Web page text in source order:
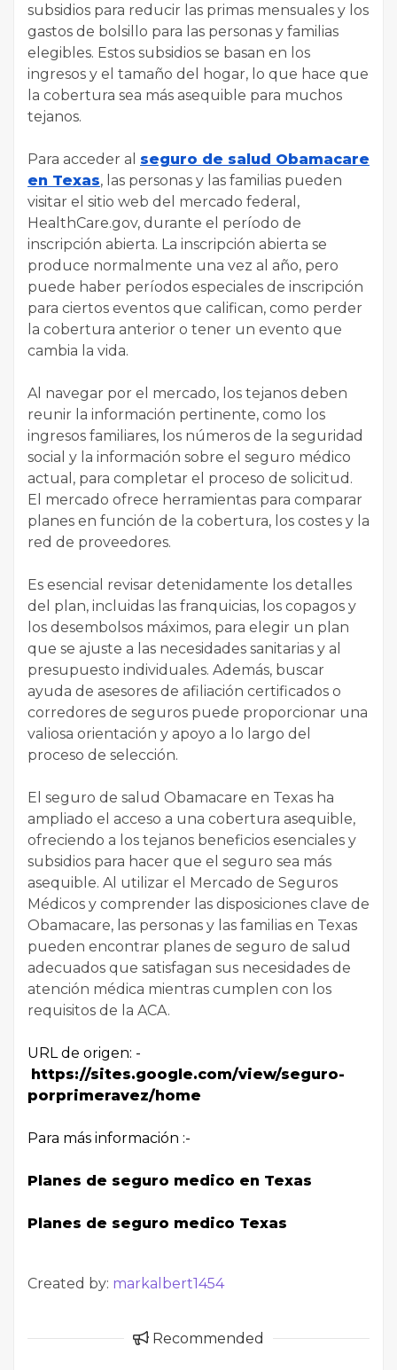
subsidios para reducir las primas mensuales y los
gastos de bolsillo para las personas y familias
elegibles. Estos subsidios se basan en los
ingresos y el tamaño del hogar, lo que hace que
la cobertura sea más asequible para muchos
tejanos.
Para acceder al seguro de salud Obamacare
en Texas, las personas y las familias pueden
visitar el sitio web del mercado federal,
HealthCare.gov, durante el período de
inscripción abierta. La inscripción abierta se
produce normalmente una vez al año, pero
puede haber períodos especiales de inscripción
para ciertos eventos que califican, como perder
la cobertura anterior o tener un evento que
cambia la vida.
Al navegar por el mercado, los tejanos deben
reunir la información pertinente, como los
ingresos familiares, los números de la seguridad
social y la información sobre el seguro médico
actual, para completar el proceso de solicitud.
El mercado ofrece herramientas para comparar
planes en función de la cobertura, los costes y la
red de proveedores.
Es esencial revisar detenidamente los detalles
del plan, incluidas las franquicias, los copagos y
los desembolsos máximos, para elegir un plan
que se ajuste a las necesidades sanitarias y al
presupuesto individuales. Además, buscar
ayuda de asesores de afiliación certificados o
corredores de seguros puede proporcionar una
valiosa orientación y apoyo a lo largo del
proceso de selección.
El seguro de salud Obamacare en Texas ha
ampliado el acceso a una cobertura asequible,
ofreciendo a los tejanos beneficios esenciales y
subsidios para hacer que el seguro sea más
asequible. Al utilizar el Mercado de Seguros
Médicos y comprender las disposiciones clave de
Obamacare, las personas y las familias en Texas
pueden encontrar planes de seguro de salud
adecuados que satisfagan sus necesidades de
atención médica mientras cumplen con los
requisitos de la ACA.
URL de origen: -
https://sites.google.com/view/seguro-
porprimeravez/home
Para más información :-
Planes de seguro medico en Texas
Planes de seguro medico Texas
Created by: markalbert1454
Recommended